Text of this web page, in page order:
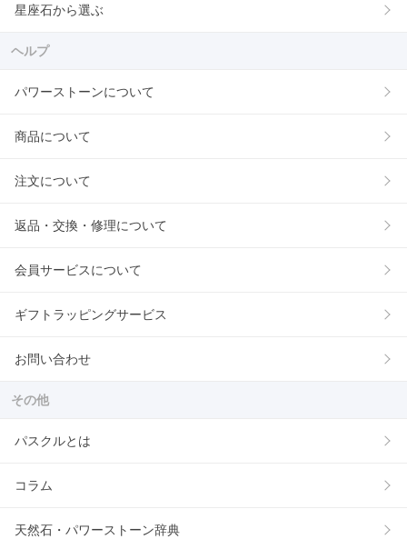
星座石から選ぶ
ヘルプ
パワーストーンについて
商品について
注文について
返品・交換・修理について
会員サービスについて
ギフトラッピングサービス
お問い合わせ
その他
パスクルとは
コラム
天然石・パワーストーン辞典